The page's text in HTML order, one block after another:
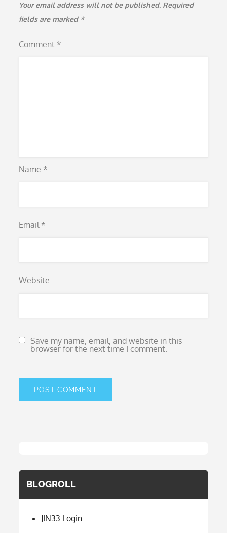
Your email address will not be published. Required
fields are marked *
Comment *
Name *
Email *
Website
Save my name, email, and website in this
browser for the next time I comment.
BLOGROLL
JIN33 Login